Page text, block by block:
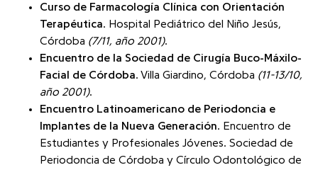
Curso de Farmacología Clínica con Orientación
Terapéutica. Hospital Pediátrico del Niño Jesús,
Córdoba (7/11, año 2001).
Encuentro de la Sociedad de Cirugía Buco-Máxilo-
Facial de Córdoba. Villa Giardino, Córdoba (11-13/10,
año 2001).
Encuentro Latinoamericano de Periodoncia e
Implantes de la Nueva Generación. Encuentro de
Estudiantes y Profesionales Jóvenes. Sociedad de
Periodoncia de Córdoba y Círculo Odontológico de